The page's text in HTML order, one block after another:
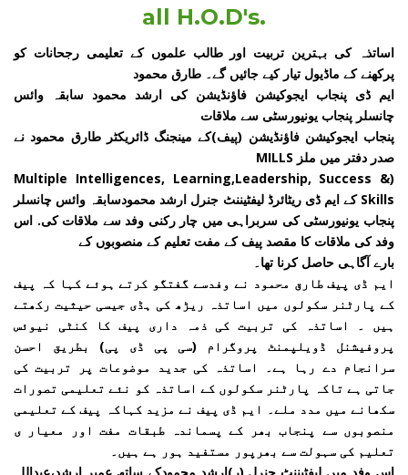
all H.O.D's.
اساتذہ کی بہترین تربیت اور طالب علموں کے تعلیمی رجحانات کو
پرکھنے کے ماڈیول تیار کیے جائیں گے۔ طارق محمود
ایم ڈی پنجاب ایجوکیشن فاؤنڈیشن کی ارشد محمود سابقہ وائس
چانسلر پنجاب یونیورسٹی سے ملاقات
پنجاب ایجوکیشن فاؤنڈیشن (پیف)کے مینجنگ ڈائریکٹر طارق محمود نے
صدر دفتر میں ملز MILLS
(Multiple Intelligences, Learning,Leadership, Success &
Skills کے ایم ڈی ریٹائرڈ لیفٹیننٹ جنرل ارشد محمودسابقہ وائس چانسلر
پنجاب یونیورسٹی کی سربراہی میں چار رکنی وفد سے ملاقات کی. اس
وفد کی ملاقات کا مقصد پیف کے مفت تعلیم کے منصوبوں کے
بارے آگاہی حاصل کرنا تھا۔
ایم ڈی پیف طارق محمود نے وفدسے گفتگو کرتے ہوئے کہا کہ پیف
کے پارٹنر سکولوں میں اساتذہ ریڑھ کی ہڈی جیسی حیثیت رکھتے
ہیں ۔ اساتذہ کی تربیت کی ذمہ داری پیف کا کنٹی نیوئس
پروفیشنل ڈویلپمنٹ پروگرام (سی پی ڈی پی) بطریق احسن
سرانجام دے رہا ہے۔ اساتذہ کی جدید موضوعات پر تربیت کی
جاتی ہے تاکہ پارٹنر سکولوں کے اساتذہ کو نئے تعلیمی تصورات
سکھانے میں مدد ملے۔ ایم ڈی پیف نے مزید کہاکہ پیف کے تعلیمی
منصوبوں سے پنجاب بھر کے پسماندہ طبقات مفت اور معیار ی
تعلیم کی سہولت سے بھرپور مستفید ہور ہے ہیں۔